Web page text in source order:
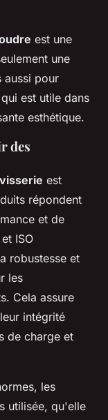
est une
une
aussi pour
est utile dans
esthétique.
des
est
répondent
et de
ISO
robustesse et
les
Cela assure
intégrité
de charge et
les
utilisée, qu'elle